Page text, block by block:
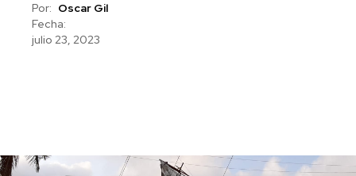
Por: Oscar Gil
Fecha:
julio 23, 2023